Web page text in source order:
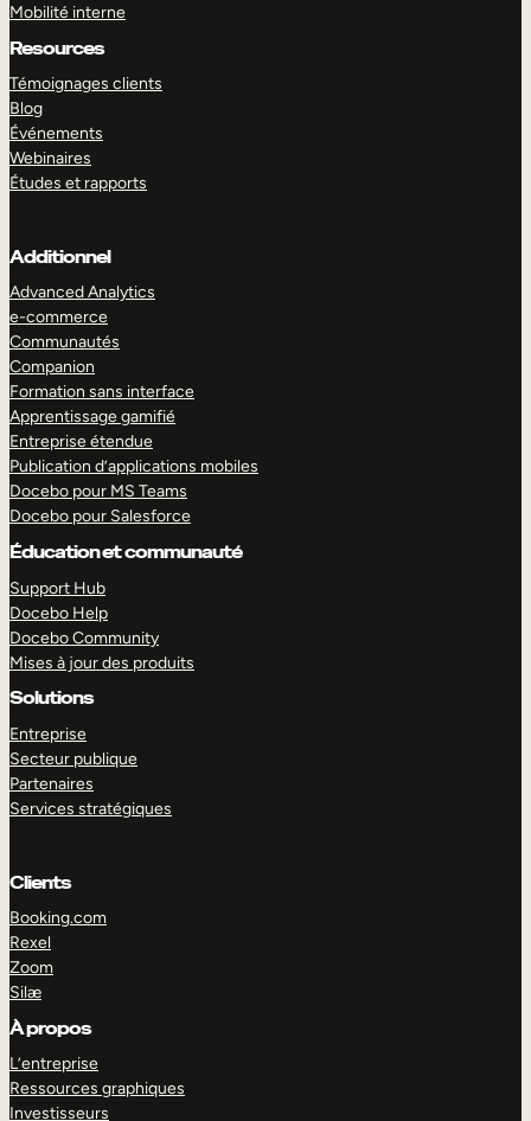
Mobilité interne
Resources
Témoignages clients
Blog
Événements
Webinaires
Études et rapports
Additionnel
Advanced Analytics
e-commerce
Communautés
Companion
Formation sans interface
Apprentissage gamifié
Entreprise étendue
Publication d’applications mobiles
Docebo pour MS Teams
Docebo pour Salesforce
Éducation et communauté
Support Hub
Docebo Help
Docebo Community
Mises à jour des produits
Solutions
Entreprise
Secteur publique
Partenaires
Services stratégiques
Clients
Booking.com
Rexel
Zoom
Silæ
À propos
L’entreprise
Ressources graphiques
Investisseurs